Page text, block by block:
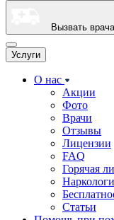
Вызвать врача
Услуги
О нас
Акции
Фото
Врачи
Отзывы
Лицензии
FAQ
Горячая
Статьи